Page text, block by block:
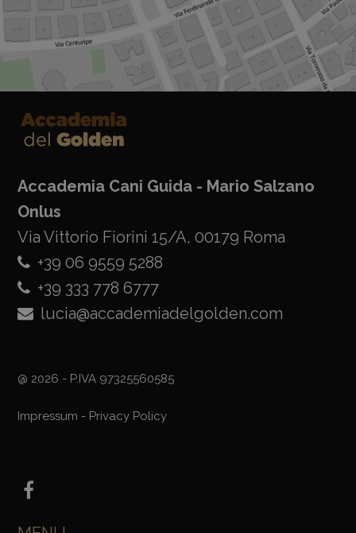
Accademia Cani Guida - Mario Salzano
Onlus
Via Vittorio Fiorini 15/A, 00179 Roma
+39 06 9559 5288
+39 333 778 6777
lucia@accademiadelgolden.com
@ 2026 - P.IVA 97325560585
Impressum - Privacy Policy